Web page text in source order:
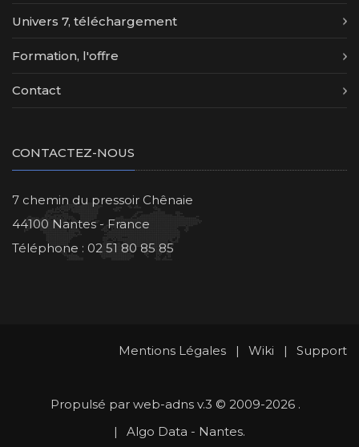
Univers 7, téléchargement
Formation, l'offre
Contact
CONTACTEZ-NOUS
7 chemin du pressoir Chênaie
44100 Nantes - France
Téléphone : 02 51 80 85 85
Mentions Légales | Wiki | Support
Propulsé parweb-adns v.3 © 2009-2026 .
|
Algo Data - Nantes.